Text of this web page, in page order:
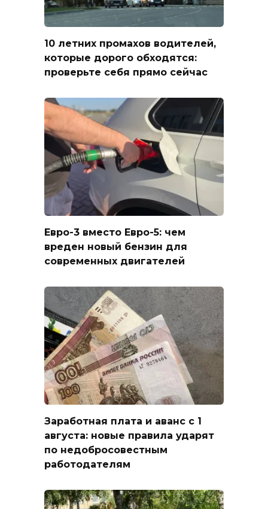
10 летних промахов водителей,
которые дорого обходятся:
проверьте себя прямо сейчас
Евро-3 вместо Евро-5: чем
вреден новый бензин для
современных двигателей
Заработная плата и аванс с 1
августа: новые правила ударят
по недобросовестным
работодателям